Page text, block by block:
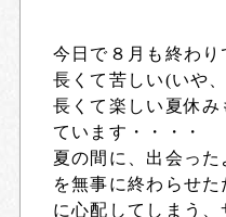
今日で８月も終わ
長くて苦しい(いや、
長くて楽しい夏休
ています・・・・
夏の間に、出会っ
を無事に終わらせ
に心配してしまう